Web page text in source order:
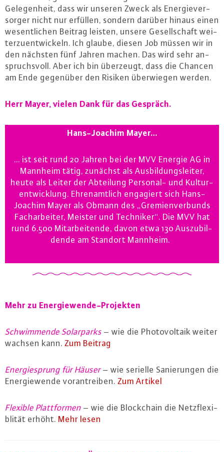
Ge­le­gen­heit, dass wir unseren Zweck als En­er­gie­ver­
sor­ger nicht nur erfüllen, sondern darüber hinaus einen
we­sent­li­chen Beitrag leisten, unsere Ge­sell­schaft wei­
ter­zu­ent­wi­ckeln. Ich glaube, diesen Job müssen wir in
den nächsten fünf Jahren machen. Das wird sehr an­
spruchs­voll. Aber ich bin überzeugt, dass die Chancen
am Ende gegenüber den Risiken über­wie­gen werden.
Herr Mayer, vielen Dank für das Gespräch.
Hans-Joa­chim Mayer…
… ist seit rund 20 Jahren bei der MVV Energie AG in
Mannheim tätig, zunächst als Aus­bil­dungs­lei­ter,
heute als Leiter der Abteilung Personal- und Kul­tur­
ent­wick­lung. Eh­ren­amt­lich engagiert sich Hans-
Joa­chim Mayer als Obmann des „Gre­mi­en­ver­bunds
Fach­ar­bei­ter, Meister und Techniker“. Die MVV hat
rund 6.500 Mit­ar­bei­ten­de, davon etwa 130 Aus­zu­bil­
den­de am Standort Mannheim.
Mehr zu En­er­gie­wen­de-Pro­jek­ten
Schwim­men­de So­lar­parks – wie die Pho­to­vol­ta­ik weiter
wachsen kann. Zum Beitrag
En­er­gie­sprung für Häuser– wie serielle Sa­nie­run­gen die
En­er­gie­wen­de vor­an­trei­ben. Zum Artikel
Flexible Platt­for­men – wie die Block­chain die Netz­fle­xi­
bli­tät erhöht. Mehr lesen